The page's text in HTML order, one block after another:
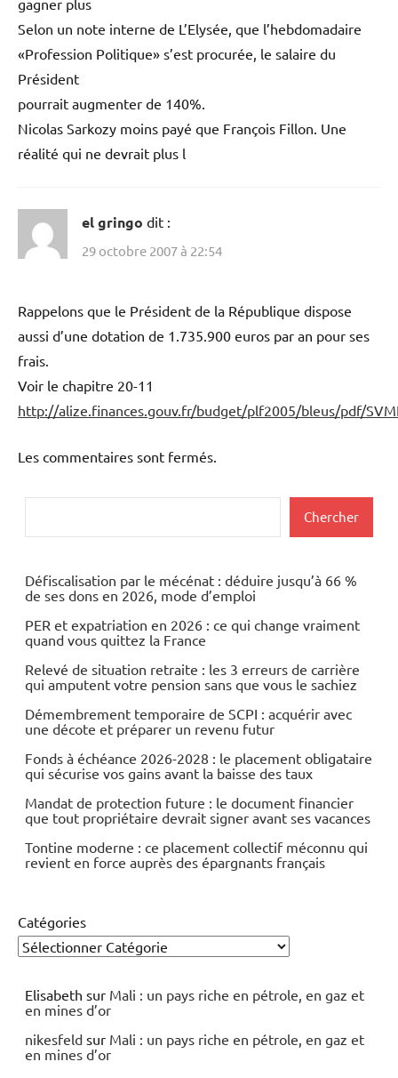
gagner plus
Selon un note interne de L’Elysée, que l’hebdomadaire
«Profession Politique» s’est procurée, le salaire du
Président
pourrait augmenter de 140%.
Nicolas Sarkozy moins payé que François Fillon. Une
réalité qui ne devrait plus l
el gringo dit :
29 octobre 2007 à 22:54
Rappelons que le Président de la République dispose
aussi d’une dotation de 1.735.900 euros par an pour ses
frais.
Voir le chapitre 20-11
http://alize.finances.gouv.fr/budget/plf2005/bleus/pdf/
Les commentaires sont fermés.
Chercher
Défiscalisation par le mécénat : déduire jusqu’à 66 %
de ses dons en 2026, mode d’emploi
PER et expatriation en 2026 : ce qui change vraiment
quand vous quittez la France
Relevé de situation retraite : les 3 erreurs de carrière
qui amputent votre pension sans que vous le sachiez
Démembrement temporaire de SCPI : acquérir avec
une décote et préparer un revenu futur
Fonds à échéance 2026-2028 : le placement obligataire
qui sécurise vos gains avant la baisse des taux
Mandat de protection future : le document financier
que tout propriétaire devrait signer avant ses vacances
Tontine moderne : ce placement collectif méconnu qui
revient en force auprès des épargnants français
Catégories
Elisabeth sur Mali : un pays riche en pétrole, en gaz et
en mines d’or
nikesfeld sur Mali : un pays riche en pétrole, en gaz et
en mines d’or